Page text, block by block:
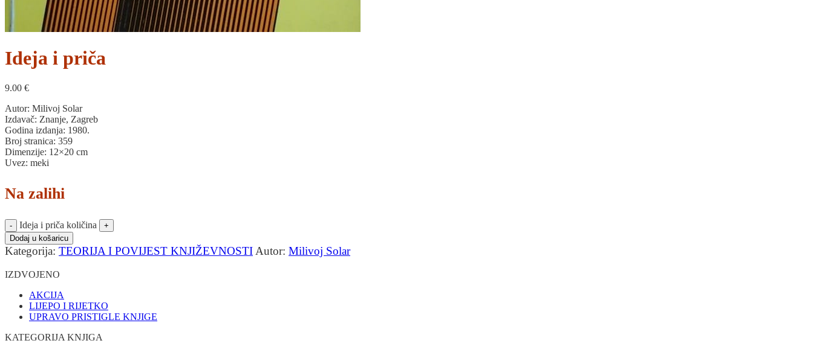
Povratak u trgovinu
Ideja i priča
9.00 €
Autor: Milivoj Solar
Izdavač: Znanje, Zagreb
Godina izdanja: 1980.
Broj stranica: 359
Dimenzije: 12×20 cm
Uvez: meki
Na zalihi
Ideja i priča količina
Dodaj u košaricu
Kategorija: TEORIJA I POVIJEST KNJIŽEVNOSTI Autor: Milivoj Solar
IZDVOJENO
AKCIJA
LIJEPO I RIJETKO
UPRAVO PRISTIGLE KNJIGE
KATEGORIJA KNJIGA